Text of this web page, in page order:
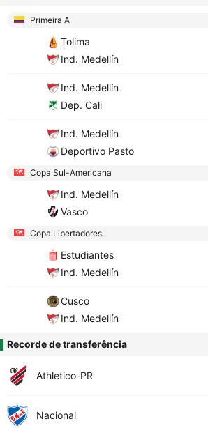
Primeira A
Tolima
Ind. Medellín
Ind. Medellín
Dep. Cali
Ind. Medellín
Deportivo Pasto
Copa Sul-Americana
Ind. Medellín
Vasco
Copa Libertadores
Estudiantes
Ind. Medellín
Cusco
Ind. Medellín
Recorde de transferência
Athletico-PR
Nacional